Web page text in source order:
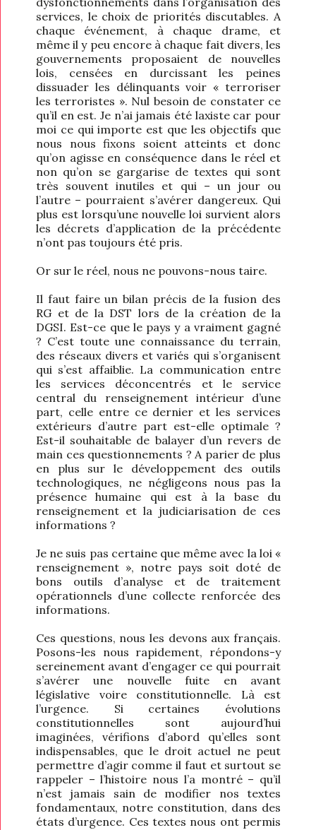
services, le choix de priorités discutables. A
chaque événement, à chaque drame, et
même il y peu encore à chaque fait divers, les
gouvernements proposaient de nouvelles
lois, censées en durcissant les peines
dissuader les délinquants voir « terroriser
les terroristes ». Nul besoin de constater ce
qu’il en est. Je n’ai jamais été laxiste car pour
moi ce qui importe est que les objectifs que
nous nous fixons soient atteints et donc
qu’on agisse en conséquence dans le réel et
non qu’on se gargarise de textes qui sont
très souvent inutiles et qui – un jour ou
l’autre – pourraient s’avérer dangereux. Qui
plus est lorsqu’une nouvelle loi survient alors
les décrets d’application de la précédente
n’ont pas toujours été pris.
Or sur le réel, nous ne pouvons-nous taire.
Il faut faire un bilan précis de la fusion des
RG et de la DST lors de la création de la
DGSI. Est-ce que le pays y a vraiment gagné
? C’est toute une connaissance du terrain,
des réseaux divers et variés qui s’organisent
qui s’est affaiblie. La communication entre
les services déconcentrés et le service
central du renseignement intérieur d’une
part, celle entre ce dernier et les services
extérieurs d’autre part est-elle optimale ?
Est-il souhaitable de balayer d’un revers de
main ces questionnements ? A parier de plus
en plus sur le développement des outils
technologiques, ne négligeons nous pas la
présence humaine qui est à la base du
renseignement et la judiciarisation de ces
informations ?
Je ne suis pas certaine que même avec la loi «
renseignement », notre pays soit doté de
bons outils d’analyse et de traitement
opérationnels d’une collecte renforcée des
informations.
Ces questions, nous les devons aux français.
Posons-les nous rapidement, répondons-y
sereinement avant d’engager ce qui pourrait
s’avérer une nouvelle fuite en avant
législative voire constitutionnelle. Là est
l’urgence. Si certaines évolutions
constitutionnelles sont aujourd’hui
imaginées, vérifions d’abord qu’elles sont
indispensables, que le droit actuel ne peut
permettre d’agir comme il faut et surtout se
rappeler – l’histoire nous l’a montré – qu’il
n’est jamais sain de modifier nos textes
fondamentaux, notre constitution, dans des
états d’urgence. Ces textes nous ont permis